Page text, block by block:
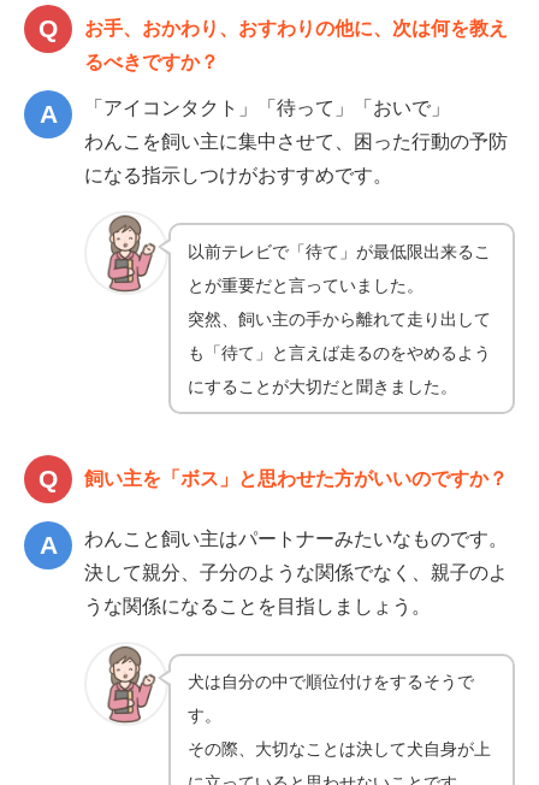
お手、おかわり、おすわりの他に、次は何を教え
るべきですか？
「アイコンタクト」「待って」「おいで」
わんこを飼い主に集中させて、困った行動の予防
になる指示しつけがおすすめです。
以前テレビで「待て」が最低限出来るこ
とが重要だと言っていました。
突然、飼い主の手から離れて走り出して
も「待て」と言えば走るのをやめるよう
にすることが大切だと聞きました。
飼い主を「ボス」と思わせた方がいいのですか？
わんこと飼い主はパートナーみたいなものです。
決して親分、子分のような関係でなく、親子のよ
うな関係になることを目指しましょう。
犬は自分の中で順位付けをするそうで
す。
その際、大切なことは決して犬自身が上